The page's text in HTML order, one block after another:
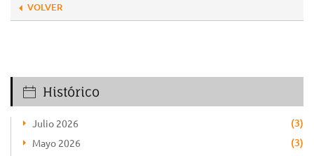
VOLVER
Histórico
Julio 2026 (3)
Mayo 2026
(3)